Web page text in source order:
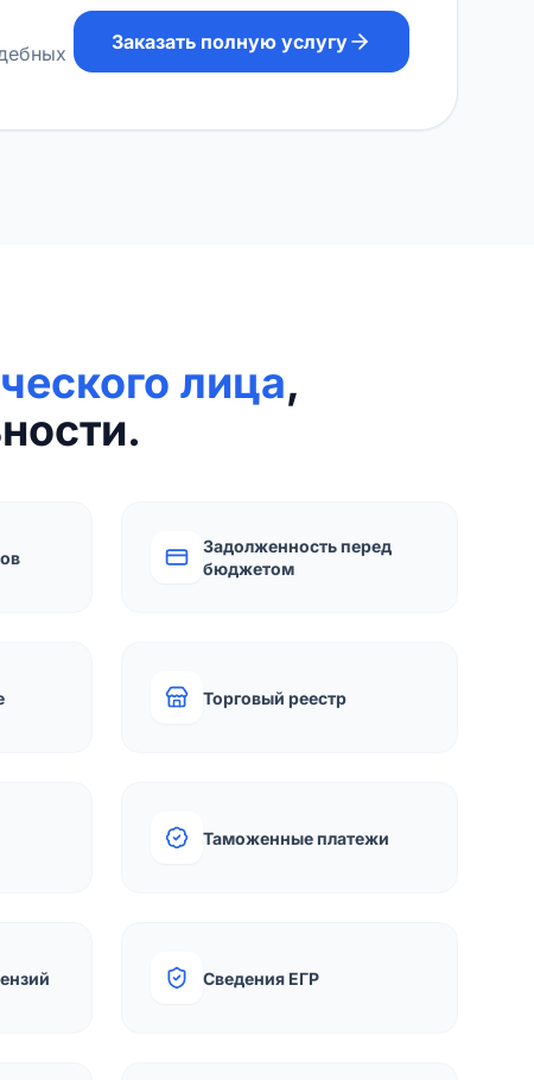
Заказать полную услугу
лица,
Задолженность перед
бюджетом
Торговый реестр
Таможенные платежи
Сведения ЕГР